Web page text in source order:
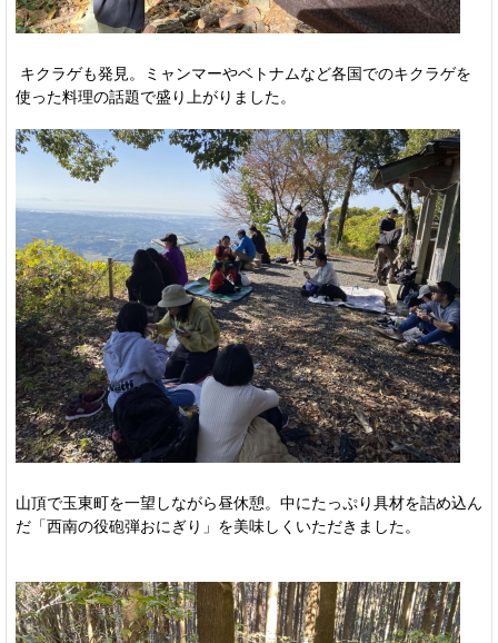
キクラゲも発見。ミャンマーやベトナムなど各国でのキクラゲを
使った料理の話題で盛り上がりました。
山頂で玉東町を一望しながら昼休憩。中にたっぷり具材を詰め込ん
だ「西南の役砲弾おにぎり」を美味しくいただきました。